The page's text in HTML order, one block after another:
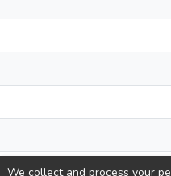
We collect and process your